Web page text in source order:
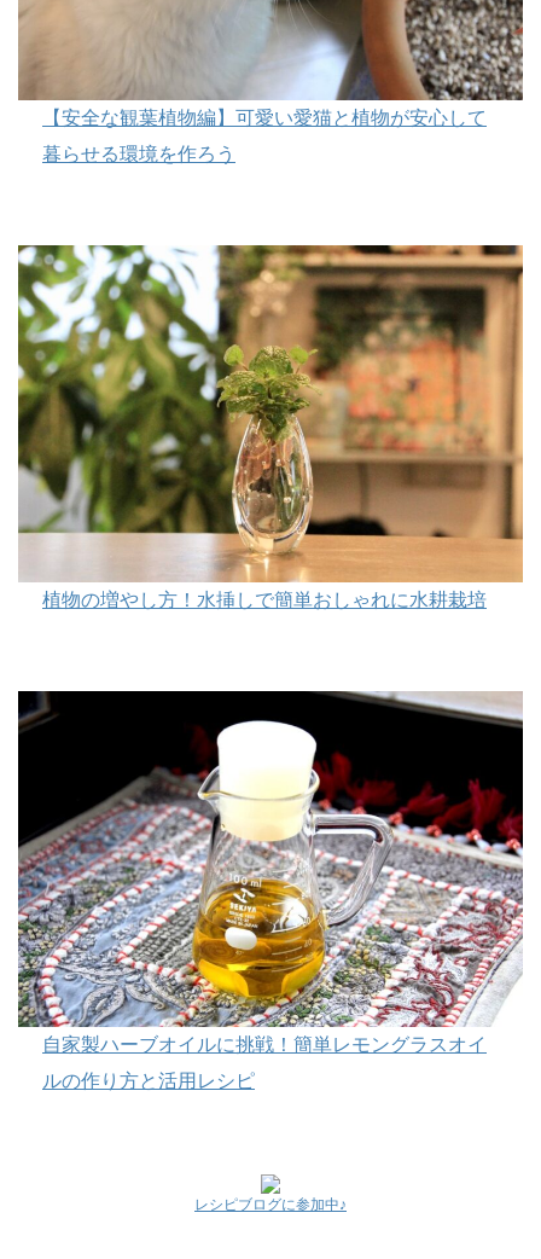
【安全な観葉植物編】可愛い愛猫と植物が安心して
暮らせる環境を作ろう
植物の増やし方！水挿しで簡単おしゃれに水耕栽培
自家製ハーブオイルに挑戦！簡単レモングラスオイ
ルの作り方と活用レシピ
レシピブログに参加中♪